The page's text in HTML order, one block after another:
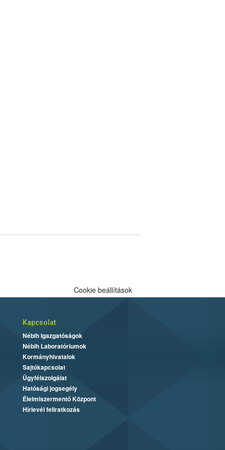
Cookie beállítások
Kapcsolat
Nébih Igazgatóságok
Nébih Laboratóriumok
Kormányhivatalok
Sajtókapcsolat
Ügyfélszolgálat
Hatósági jogsegély
Élelmiszermentő Központ
Hírlevél feliratkozás